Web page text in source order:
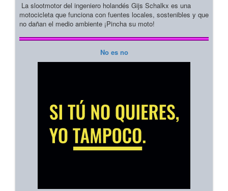
La slootmotor del ingeniero holandés Gijs Schalkx es una
motocicleta que funciona con fuentes locales, sostenibles y que
no dañan el medio ambiente ¡Pincha su moto!
No es no